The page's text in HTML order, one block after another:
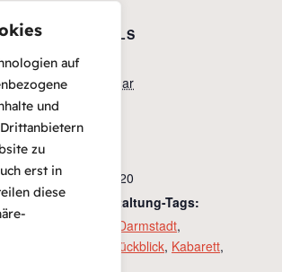
auf
und
zu
erst in
diese
DETAILS
Datum:
30 Januar
20:00
€13 – €20
Veranstaltung-Tags:
Darmstadt,
Jahresrückblick, Kabarett,